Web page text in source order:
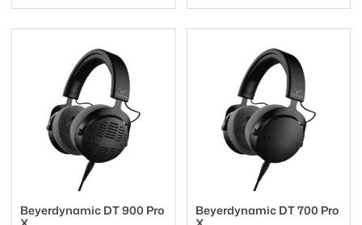
Beyerdynamic DT 900 Pro
Beyerdynamic DT 700 Pro